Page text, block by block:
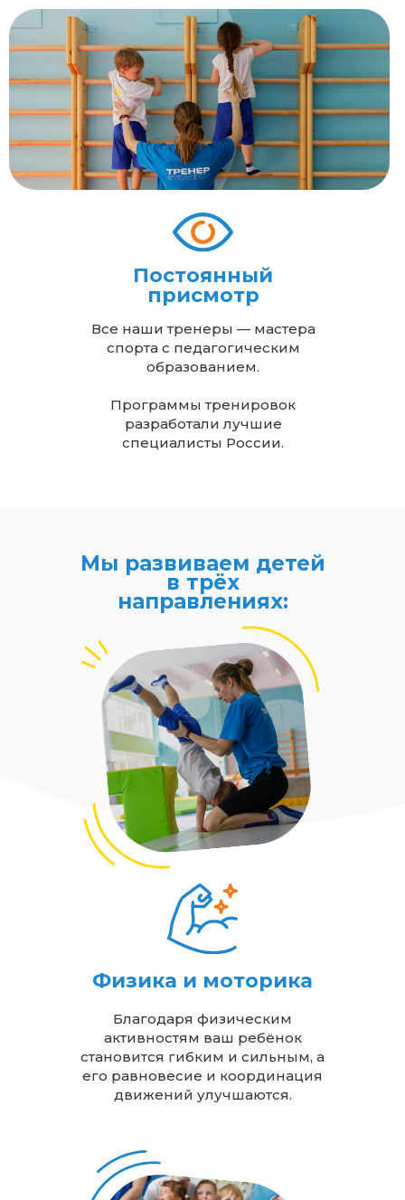
Постоянный
присмотр
Все наши тренеры — мастера
спорта с педагогическим
образованием.
Программы тренировок
разработали лучшие
специалисты России.
Физика и моторика
Благодаря физическим
активностям ваш ребёнок
становится гибким и сильным, а
его равновесие и координация
движений улучшаются.
Мы развиваем детей
в трёх
направлениях: